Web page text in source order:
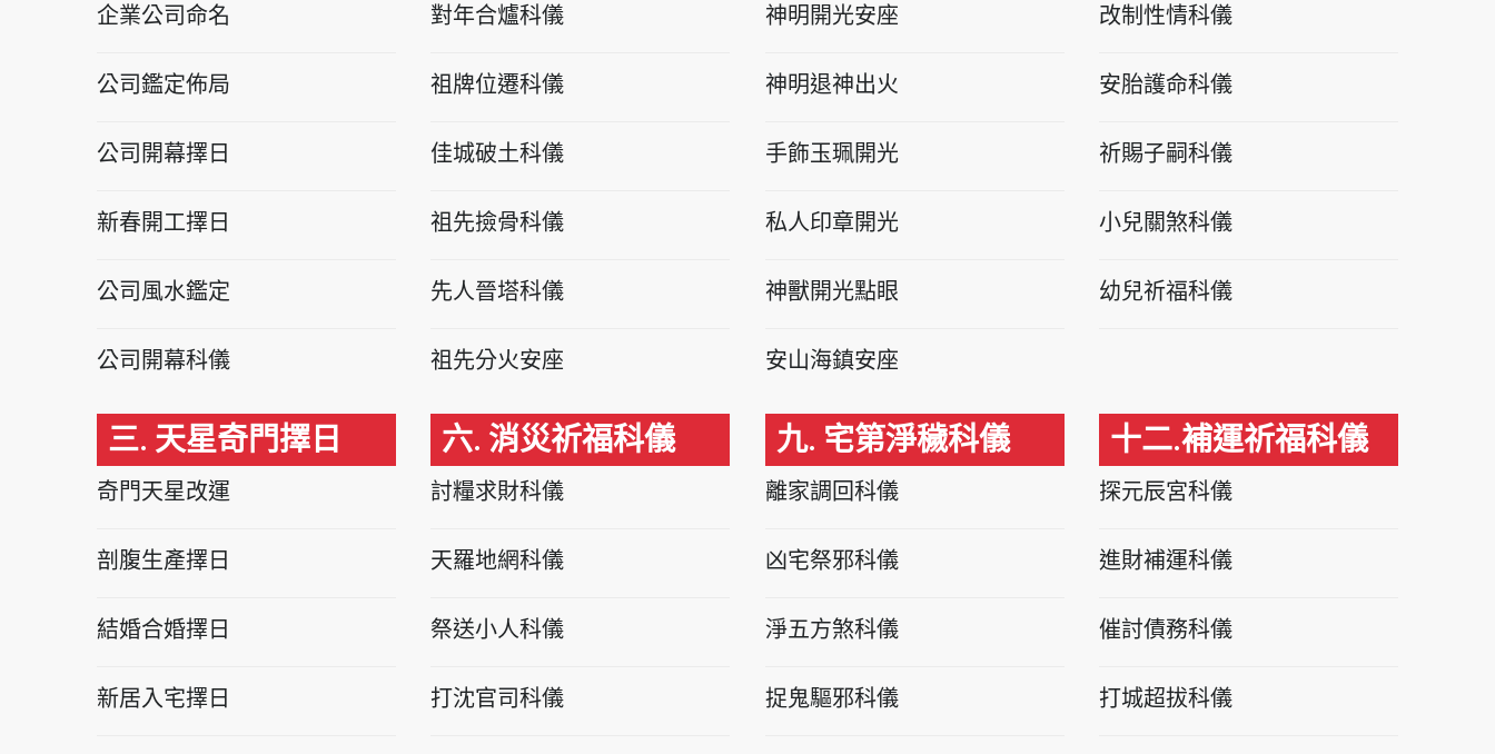
企業公司命名
公司鑑定佈局
公司開幕擇日
新春開工擇日
公司風水鑑定
公司開幕科儀
三. 天星奇門擇日
奇門天星改運
剖腹生產擇日
結婚合婚擇日
新居入宅擇日
對年合爐科儀
祖牌位遷科儀
佳城破土科儀
祖先撿骨科儀
先人晉塔科儀
祖先分火安座
六. 消災祈福科儀
討糧求財科儀
天羅地網科儀
祭送小人科儀
打沈官司科儀
神明開光安座
神明退神出火
手飾玉珮開光
私人印章開光
神獸開光點眼
安山海鎮安座
九. 宅第淨穢科儀
離家調回科儀
凶宅祭邪科儀
淨五方煞科儀
捉鬼驅邪科儀
改制性情科儀
安胎護命科儀
祈賜子嗣科儀
小兒關煞科儀
幼兒祈福科儀
十二.補運祈福科儀
探元辰宮科儀
進財補運科儀
催討債務科儀
打城超拔科儀